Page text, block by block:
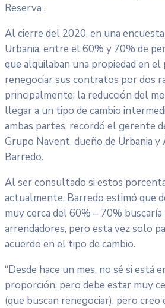
Reserva .
Al cierre del 2020, en una
Urbania, entre el 60% y 70% de
que alquilaban una propiedad en el
renegociar sus contratos por dos
principalmente: la reducción del
llegar a un tipo de cambio
ambas partes, recordó el gerente
Grupo Navent, dueño de Urbania y
Barredo.
Al ser consultado si estos
actualmente, Barredo estimó que
muy cerca del 60% – 70%
arrendadores, pero esta vez solo
acuerdo en el tipo de cambio.
“Desde hace un mes, no sé si está
proporción, pero debe estar muy
(que buscan renegociar), pero creo